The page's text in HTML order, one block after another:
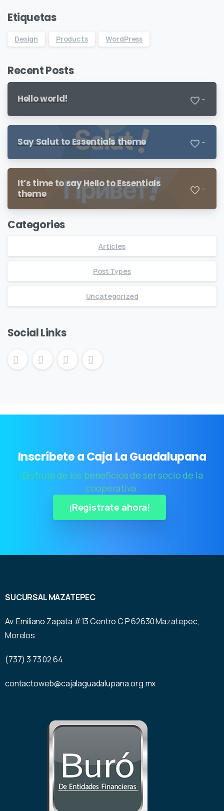
Etiquetas
Design Products WordPress
Recent Posts
Hello world! -
Say Salut to Essentials theme -
It’s time to say Hello to Essentials
theme
-
Categories
Articles
Post Types
Uncategorized
Social Links
Inscríbete a Caja La Guadalupana
Disfruta de los beneficios de ser socio de la
cooperativa.
¡Registrate ahora!
SUCURSAL MAZATEPEC
Av. Emiliano Zapata #13 Centro C.P 62630 Mazatepec,
Morelos
(737) 3 73 02 64
contactoweb@cajalaguadalupana.org.mx